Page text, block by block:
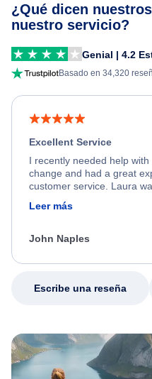
¿Qué dicen
nuestro servicio?
Genial | 4.2
Basado en 34,320
Excellent Service
I recently needed help
change and had a great
customer service. Laura
friendly, and very helpful
process. She quickly found
appreciate her excellent
Leer más
John Naples
Escribe una reseña